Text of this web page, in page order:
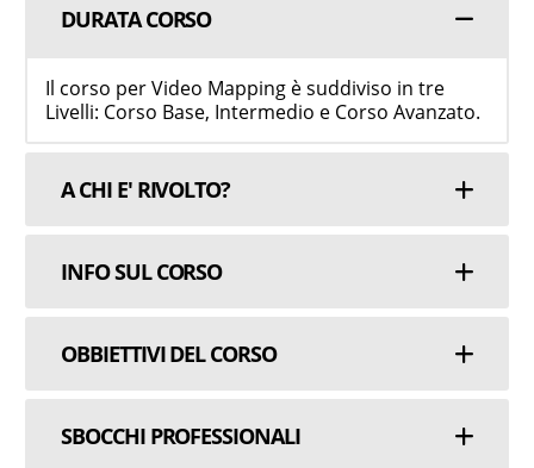
DURATA CORSO
Il corso per Video Mapping è suddiviso in tre
Livelli: Corso Base, Intermedio e Corso Avanzato.
A CHI E' RIVOLTO?
INFO SUL CORSO
OBBIETTIVI DEL CORSO
SBOCCHI PROFESSIONALI